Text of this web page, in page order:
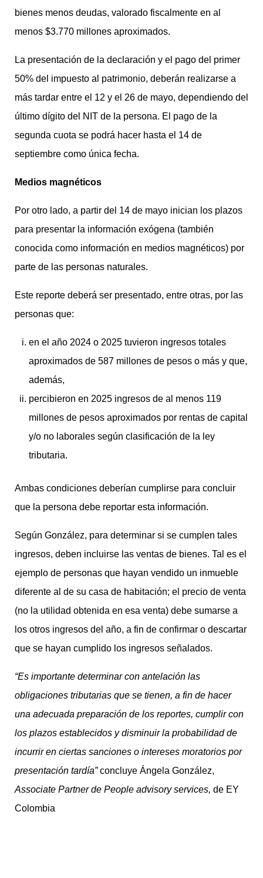
bienes menos deudas, valorado fiscalmente en al
menos $3.770 millones aproximados.
La presentación de la declaración y el pago del primer
50% del impuesto al patrimonio, deberán realizarse a
más tardar entre el 12 y el 26 de mayo, dependiendo del
último dígito del NIT de la persona. El pago de la
segunda cuota se podrá hacer hasta el 14 de
septiembre como única fecha.
Medios magnéticos
Por otro lado, a partir del 14 de mayo inician los plazos
para presentar la información exógena (también
conocida como información en medios magnéticos) por
parte de las personas naturales.
Este reporte deberá ser presentado, entre otras, por las
personas que:
en el año 2024 o 2025 tuvieron ingresos totales
aproximados de 587 millones de pesos o más y que,
además,
percibieron en 2025 ingresos de al menos 119
millones de pesos aproximados por rentas de capital
y/o no laborales según clasificación de la ley
tributaria.
Ambas condiciones deberían cumplirse para concluir
que la persona debe reportar esta información.
Según González, para determinar si se cumplen tales
ingresos, deben incluirse las ventas de bienes. Tal es el
ejemplo de personas que hayan vendido un inmueble
diferente al de su casa de habitación; el precio de venta
(no la utilidad obtenida en esa venta) debe sumarse a
los otros ingresos del año, a fin de confirmar o descartar
que se hayan cumplido los ingresos señalados.
“Es importante determinar con antelación las
obligaciones tributarias que se tienen, a fin de hacer
una adecuada preparación de los reportes, cumplir con
los plazos establecidos y disminuir la probabilidad de
incurrir en ciertas sanciones o intereses moratorios por
presentación tardía”concluye Ángela González,
Associate Partner de People advisory services, de EY
Colombia